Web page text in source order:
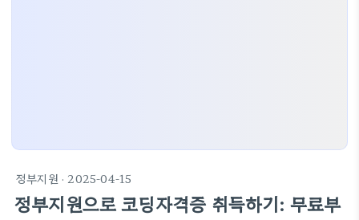
정부지원 · 2025-04-15
정부지원으로 코딩자격증 취득하기: 무료부